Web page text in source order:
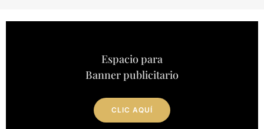
Espacio para
Banner publicitario
CLIC AQUÍ